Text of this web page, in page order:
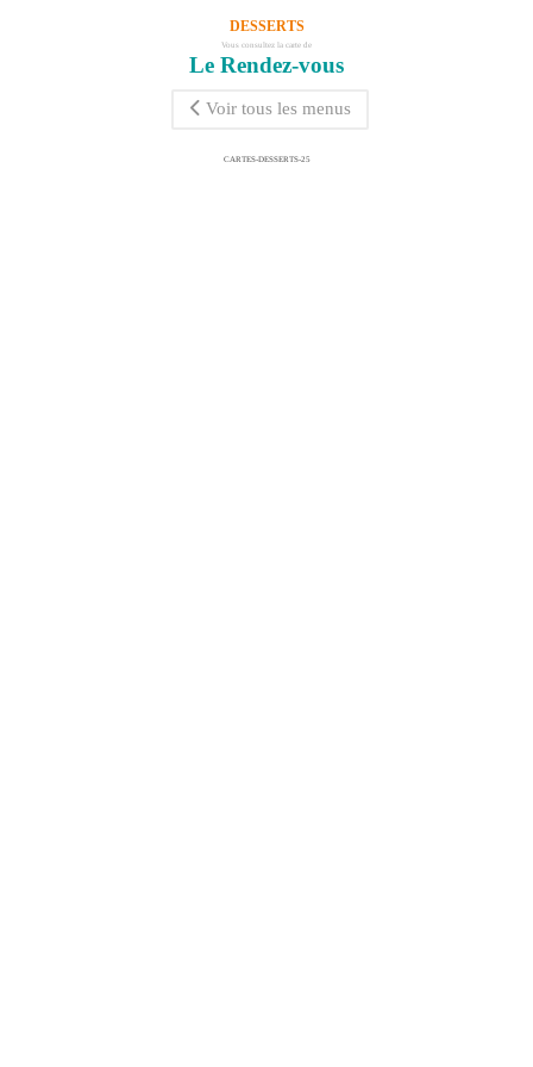
DESSERTS
Vous consultez la carte de
Le Rendez-vous
Voir tous les menus
CARTES-DESSERTS-25